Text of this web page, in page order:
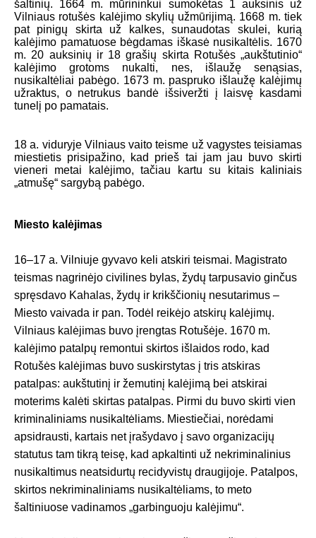
šaltinių. 1664 m. mūrininkui sumokėtas 1 auksinis už
Vilniaus rotušės kalėjimo skylių užmūrijimą. 1668 m. tiek
pat pinigų skirta už kalkes, sunaudotas skulei, kurią
kalėjimo pamatuose bėgdamas iškasė nusikaltėlis. 1670
m. 20 auksinių ir 18 grašių skirta Rotušės „aukštutinio“
kalėjimo grotoms nukalti, nes, išlaužę senąsias,
nusikaltėliai pabėgo. 1673 m. paspruko išlaužę kalėjimų
užraktus, o netrukus bandė išsiveržti į laisvę kasdami
tunelį po pamatais.
18 a. viduryje Vilniaus vaito teisme už vagystes teisiamas
miestietis prisipažino, kad prieš tai jam jau buvo skirti
vieneri metai kalėjimo, tačiau kartu su kitais kaliniais
„atmušę“ sargybą pabėgo.
Miesto kalėjimas
16–17 a. Vilniuje gyvavo keli atskiri teismai. Magistrato
teismas nagrinėjo civilines bylas, žydų tarpusavio ginčus
spręsdavo Kahalas, žydų ir krikščionių nesutarimus –
Miesto vaivada ir pan. Todėl reikėjo atskirų kalėjimų.
Vilniaus kalėjimas buvo įrengtas Rotušėje. 1670 m.
kalėjimo patalpų remontui skirtos išlaidos rodo, kad
Rotušės kalėjimas buvo suskirstytas į tris atskiras
patalpas: aukštutinį ir žemutinį kalėjimą bei atskirai
moterims kalėti skirtas patalpas. Pirmi du buvo skirti vien
kriminaliniams nusikaltėliams. Miestiečiai, norėdami
apsidrausti, kartais net įrašydavo į savo organizacijų
statutus tam tikrą teisę, kad apkaltinti už nekriminalinius
nusikaltimus neatsidurtų recidyvistų draugijoje. Patalpos,
skirtos nekriminaliniams nusikaltėliams, to meto
šaltiniuose vadinamos „garbinguoju kalėjimu“.